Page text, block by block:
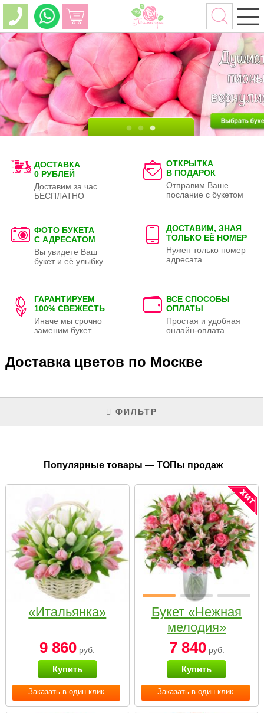
ДОСТАВКА
0 РУБЛЕЙ
Доставим за час
БЕСПЛАТНО
ОТКРЫТКА
В ПОДАРОК
Отправим Ваше
послание с букетом
ФОТО БУКЕТА
С АДРЕСАТОМ
Вы увидете Ваш
букет и её улыбку
ДОСТАВИМ, ЗНАЯ
ТОЛЬКО ЕЁ НОМЕР
Нужен только номер
адресата
ГАРАНТИРУЕМ
100% СВЕЖЕСТЬ
Иначе мы срочно
заменим букет
ВСЕ СПОСОБЫ
ОПЛАТЫ
Простая и удобная
онлайн-оплата
Доставка цветов по Москве
ФИЛЬТР
Популярные товары — ТОПы продаж
Заказать в один клик
«Итальянка»
9 860 руб.
Купить
Заказать в один клик
Букет «Нежная
мелодия»
7 840руб.
Купить